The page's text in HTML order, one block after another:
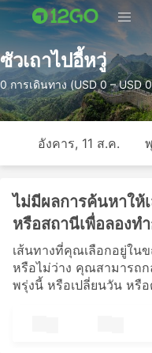
ซัวเถาไปอี้หวู่
0 การเดินทาง (USD 0 – USD
อังคาร, 11 ส.ค.
ไม่มีผลการค้นหาให้
หรือสถานีเพื่อลองท
เส้นทางที่คุณเลือกอยู่ใน
หรือไม่ว่าง คุณสามารถ
พรุ่งนี้ หรือเปลี่ยนวัน หรื